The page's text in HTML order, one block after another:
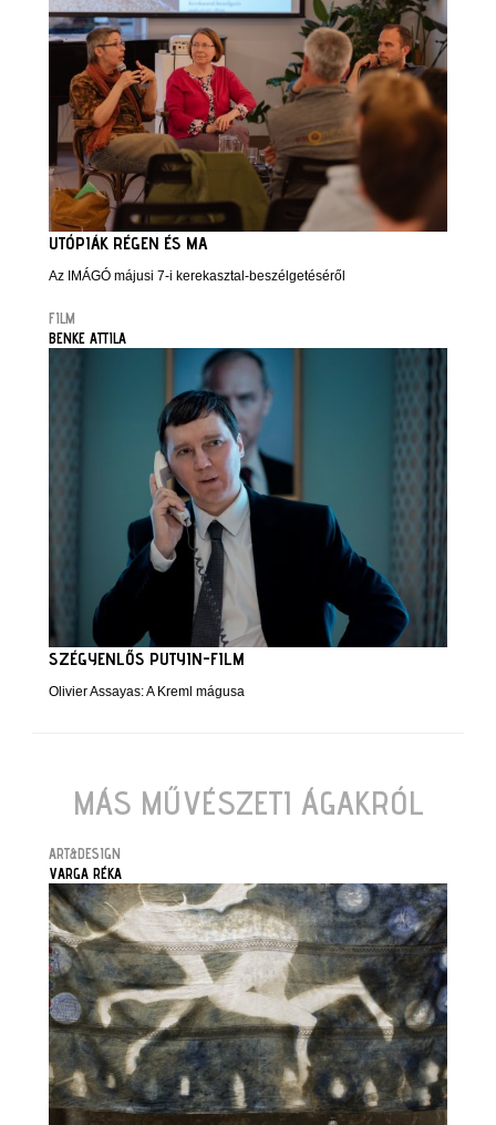
UTÓPIÁK RÉGEN ÉS MA
Az IMÁGÓ májusi 7-i kerekasztal-beszélgetéséről
FILM
BENKE ATTILA
SZÉGYENLŐS PUTYIN-FILM
Olivier Assayas: A Kreml mágusa
MÁS MŰVÉSZETI ÁGAKRÓL
ART&DESIGN
VARGA RÉKA